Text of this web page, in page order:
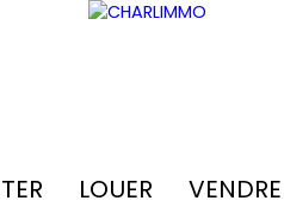
LOUER VENDRE